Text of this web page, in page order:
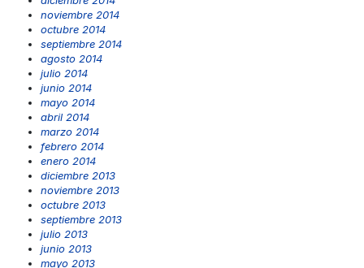
noviembre 2014
octubre 2014
septiembre 2014
agosto 2014
julio 2014
junio 2014
mayo 2014
abril 2014
marzo 2014
febrero 2014
enero 2014
diciembre 2013
noviembre 2013
octubre 2013
septiembre 2013
julio 2013
junio 2013
mayo 2013